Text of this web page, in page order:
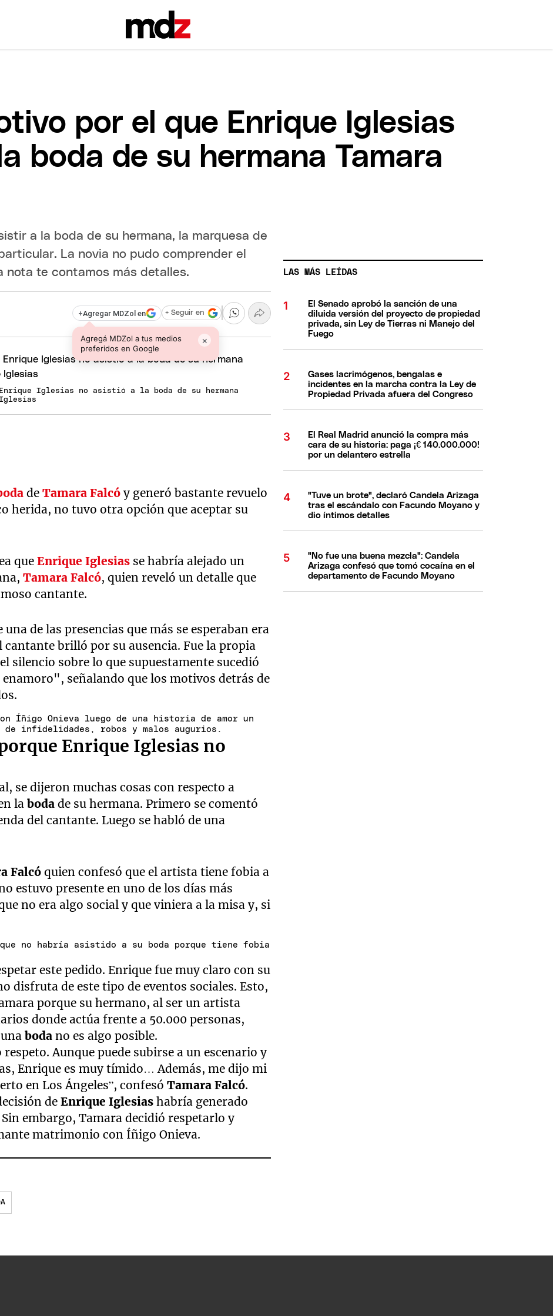
por el que Enrique Iglesias
boda de su hermana Tamara
a la boda de su hermana, la marquesa de
La novia no pudo comprender el
nota te contamos más detalles.
+Agregar MDZol en
Agregá MDZol a tus medios
preferidos en Google
×
+ Seguir en
Iglesias no asistió a la boda de su hermana
de Tamara Falcó y generó bastante revuelo
herida, no tuvo otra opción que aceptar su
queEnrique Iglesias se habría alejado un
Tamara Falcó, quien reveló un detalle que
cantante.
de las presencias que más se esperaban era
brilló por su ausencia. Fue la propia
silencio sobre lo que supuestamente sucedió
señalando que los motivos detrás de
Íñigo Onieva luego de una historia de amor un
de infidelidades, robos y malos augurios.
Enrique Iglesias no
se dijeron muchas cosas con respecto a
labodade su hermana. Primero se comentó
del cantante. Luego se habló de una
Falcó quien confesó que el artista tiene fobia a
estuvo presente en uno de los días más
no era algo social y que viniera a la misa y, si
no habría asistido a su boda porque tiene fobia
este pedido. Enrique fue muy claro con su
disfruta de este tipo de eventos sociales. Esto,
porque su hermano, al ser un artista
donde actúa frente a 50.000 personas,
boda no es algo posible.
Aunque puede subirse a un escenario y
Enrique es muy tímido… Además, me dijo mi
en Los Ángeles”, confesóTamara Falcó.
deEnrique Iglesias habría generado
embargo, Tamara decidió respetarlo y
matrimonio con Íñigo Onieva.
LAS MÁS LEÍDAS
El Senado aprobó la sanción de una
diluida versión del proyecto de propiedad
privada, sin Ley de Tierras ni Manejo del
Fuego
Gases lacrimógenos, bengalas e
incidentes en la marcha contra la Ley de
Propiedad Privada afuera del Congreso
El Real Madrid anunció la compra más
cara de su historia: paga ¡€ 140.000.000!
por un delantero estrella
"Tuve un brote", declaró Candela Arizaga
tras el escándalo con Facundo Moyano y
dio íntimos detalles
"No fue una buena mezcla": Candela
Arizaga confesó que tomó cocaína en el
departamento de Facundo Moyano